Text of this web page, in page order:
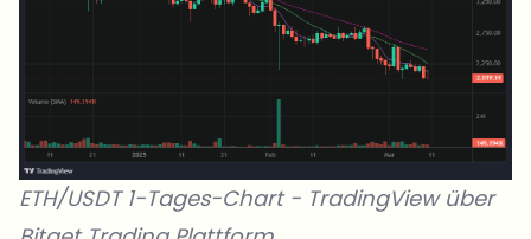
ETH/USDT 1-Tages-Chart - TradingViewüber